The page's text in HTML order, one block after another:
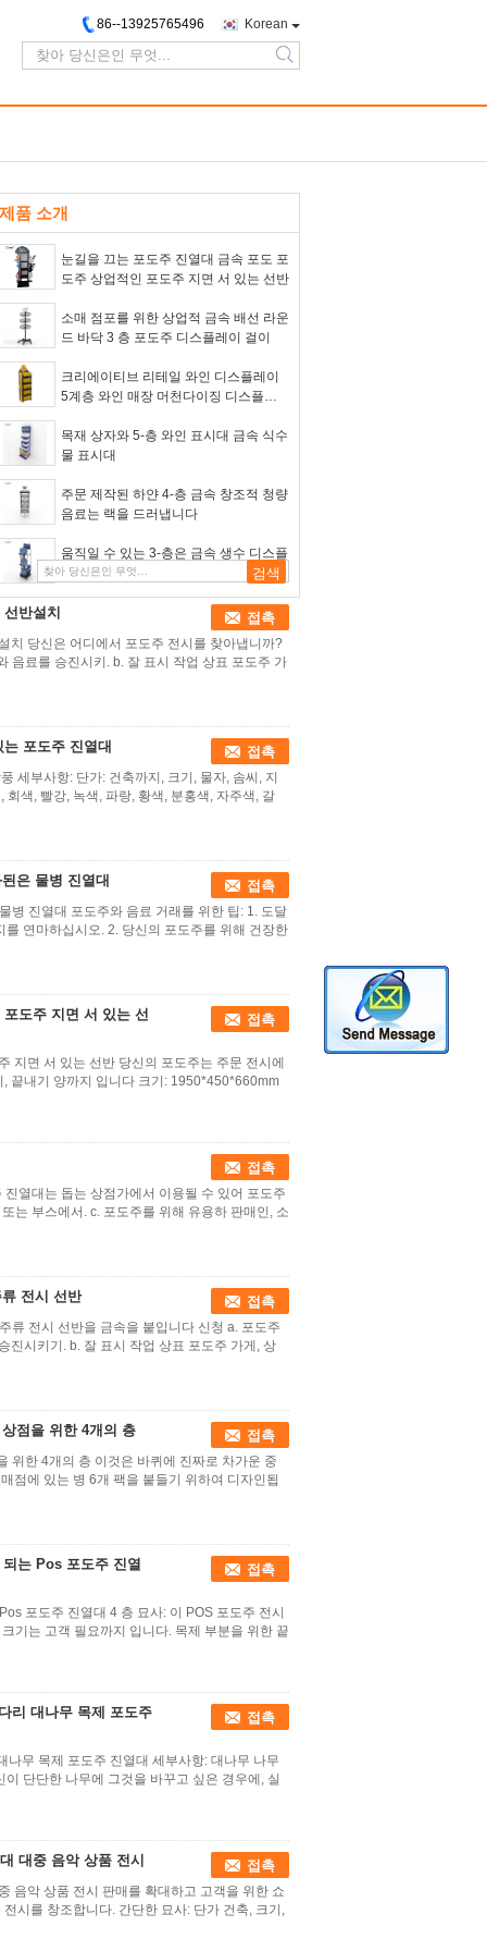
Korean
86--13925765496
search
제품 소개
눈길을 끄는 포도주 진열대 금속 포도 포
도주 상업적인 포도주 지면 서 있는 선반
소매 점포를 위한 상업적 금속 배선 라운
드 바닥 3 층 포도주 디스플레이 걸이
크리에이티브 리테일 와인 디스플레이
5계층 와인 매장 머천다이징 디스플레
목재 상자와 5-층 와인 표시대 금속 식수
물 표시대
주문 제작된 하얀 4-층 금속 창조적 청량
음료는 랙을 드러냅니다
움직일 수 있는 3-층은 금속 생수 디스플
레이 선반을 검게합니다
반설치 접촉
치 당신은 어디에서 포도주 전시를 찾아냅니까?
음료를 승진시키. b. 잘 표시 작업 상표 포도주 가
포도주 진열대 접촉
세부사항: 단가: 건축까지, 크기, 물자, 솜씨, 지
색, 빨강, 녹색, 파랑, 황색, 분홍색, 자주색, 갈
은 물병 진열대 접촉
병 진열대 포도주와 음료 거래를 위한 팁: 1. 도달
연마하십시오. 2. 당신의 포도주를 위해 건장한
도주 지면 서 있는 선
접촉
지면 서 있는 선반 당신의 포도주는 주문 전시에
끝내기 양까지 입니다 크기: 1950*450*660mm
접촉
열대는 돕는 상점가에서 이용될 수 있어 포도주
는 부스에서. c. 포도주를 위해 유용하 판매인, 소
전시 선반 접촉
류 전시 선반을 금속을 붙입니다 신청 a. 포도주
진시키기. b. 잘 표시 작업 상표 포도주 가게, 상
점을 위한 4개의 층 접촉
위한 4개의 층 이것은 바퀴에 진짜로 차가운 중
점에 있는 병 6개 팩을 붙들기 위하여 디자인됩
는 Pos 포도주 진열
접촉
포도주 진열대 4 층 묘사: 이 POS 포도주 전시
기는 고객 필요까지 입니다. 목제 부분을 위한 끝
리 대나무 목제 포도주
접촉
무 목제 포도주 진열대 세부사항: 대나무 나무
단단한 나무에 그것을 바꾸고 싶은 경우에, 실
대중 음악 상품 전시 접촉
음악 상품 전시 판매를 확대하고 고객을 위한 쇼
시를 창조합니다. 간단한 묘사: 단가 건축, 크기,